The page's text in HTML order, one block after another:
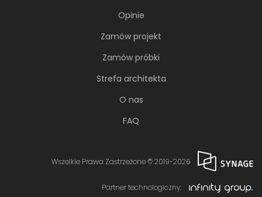
Opinie
Zamów projekt
Zamów próbki
Strefa architekta
O nas
FAQ
Wszelkie Prawa Zastrzeżone © 2019-2026
Partner technologiczny: